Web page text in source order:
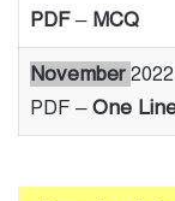
PDF– MCQ
November
PDF –One